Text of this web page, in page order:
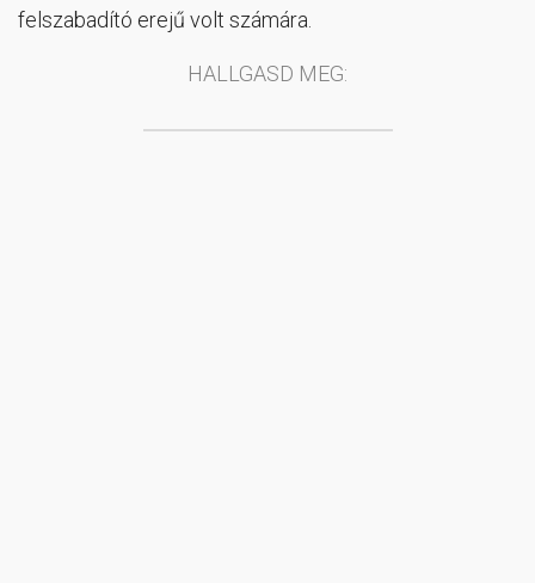
felszabadító erejű volt számára.
HALLGASD MEG: